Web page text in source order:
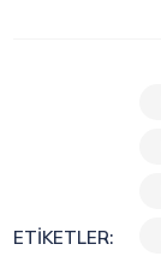
ETIKETLER: